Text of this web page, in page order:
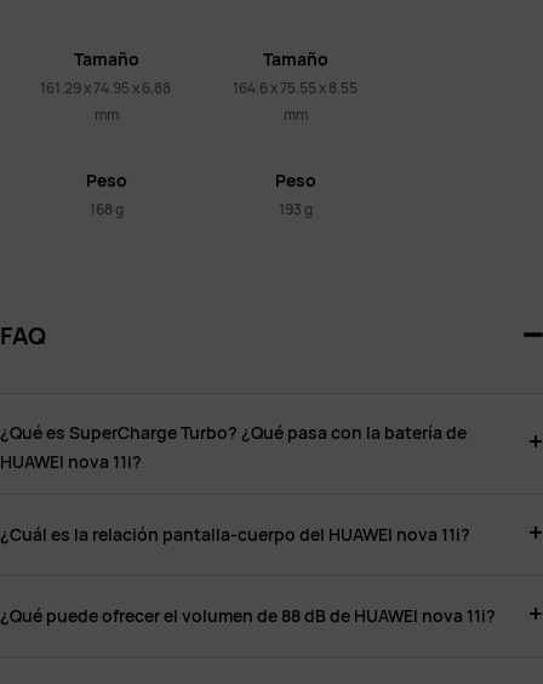
Tamaño
161.29 x 74.95 x 6.88
mm
Peso
168 g
Tamaño
164.6 x 75.55 x 8.55
mm
Peso
193 g
FAQ
¿Qué es SuperCharge Turbo? ¿Qué pasa con la batería de
HUAWEI nova 11i?
¿Cuál es la relación pantalla-cuerpo del HUAWEI nova 11i?
¿Qué puede ofrecer el volumen de 88 dB de HUAWEI nova 11i?